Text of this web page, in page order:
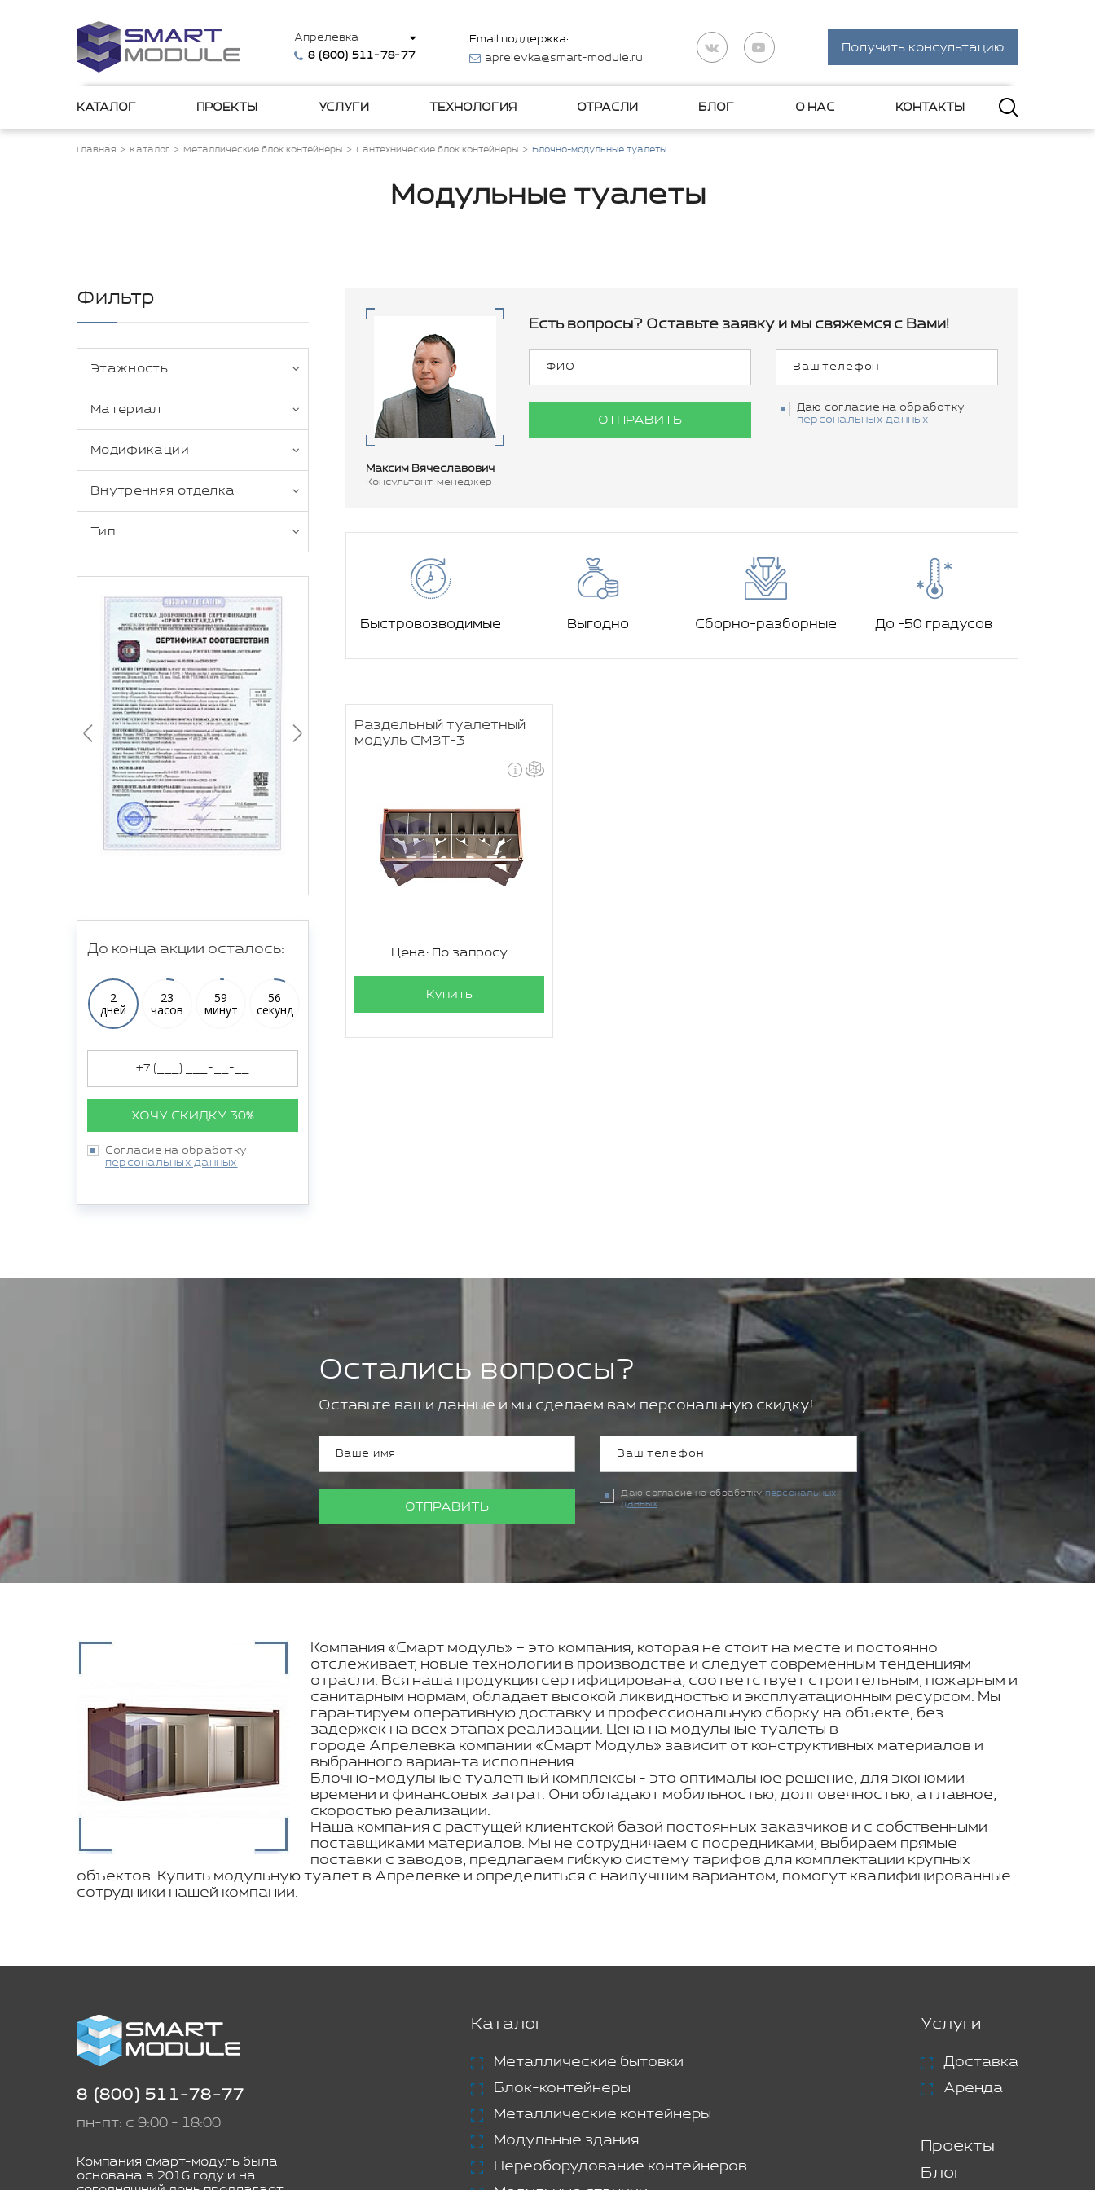
Апрелевка
8 (800) 511-78-77
Email поддержка:
aprelevka@smart-module.ru
Получить консультацию
КАТАЛОГ ПРОЕКТЫ УСЛУГИ ТЕХНОЛОГИЯ ОТРАСЛИ БЛОГ О НАС КОНТАКТЫ
Главная Каталог Металлические блок контейнеры Сантехнические блок контейнеры Блочно-модульные туалеты
Модульные туалеты
Фильтр
Этажность
Материал
Модификации
Внутренняя отделка
Тип
До конца акции осталось:
2
дней
23
часов
59
минут
55
секунд
ХОЧУ СКИДКУ 30%
Согласие на обработку
персональных данных
Максим Вячеславович
Консультант-менеджер
Есть вопросы? Оставьте заявку и мы свяжемся с Вами!
ОТПРАВИТЬ
Даю согласие на обработку
персональных данных
Быстровозводимые Выгодно Сборно-разборные До -50 градусов
Раздельный туалетный
модуль СМЗТ-3
Цена: По запросу
Купить
Остались вопросы?
Оставьте ваши данные и мы сделаем вам персональную скидку!
ОТПРАВИТЬ
Даю согласие на обработку персональных
данных
Компания «Смарт модуль» – это компания, которая не стоит на месте и постоянно
отслеживает, новые технологии в производстве и следует современным тенденциям
отрасли. Вся наша продукция сертифицирована, соответствует строительным, пожарным и
санитарным нормам, обладает высокой ликвидностью и эксплуатационным ресурсом. Мы
гарантируем оперативную доставку и профессиональную сборку на объекте, без
задержек на всех этапах реализации. Цена на модульные туалеты в
городе Апрелевка компании «Смарт Модуль» зависит от конструктивных материалов и
выбранного варианта исполнения.
Блочно-модульные туалетный комплексы - это оптимальное решение, для экономии
времени и финансовых затрат. Они обладают мобильностью, долговечностью, а главное,
скоростью реализации.
Наша компания с растущей клиентской базой постоянных заказчиков и с собственными
поставщиками материалов. Мы не сотрудничаем с посредниками, выбираем прямые
поставки с заводов, предлагаем гибкую систему тарифов для комплектации крупных
объектов. Купить модульную туалет в Апрелевке и определиться с наилучшим вариантом, помогут квалифицированные
сотрудники нашей компании.
8 (800) 511-78-77
пн-пт: с 9:00 - 18:00
Компания смарт-модуль была
основана в 2016 году и на
Каталог
Металлические бытовки
Блок-контейнеры
Металлические контейнеры
Модульные здания
Переоборудование контейнеров
Услуги
Доставка
Аренда
Проекты
Блог